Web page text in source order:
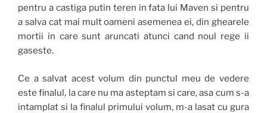
pentru a castiga putin teren in fata lui Maven si pentru
a salva cat mai mult oameni asemenea ei, din ghearele
mortii in care sunt aruncati atunci cand noul rege ii
gaseste.
Ce a salvat acest volum din punctul meu de vedere
este finalul, la care nu ma asteptam si care, asa cum s-a
intamplat si la finalul primului volum, m-a lasat cu gura